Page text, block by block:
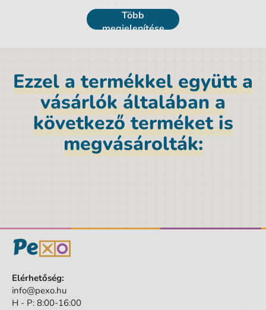
A hegy átmérője: 4,5 mm
Termék részletek
EAN vonalkód
Darabszám
Typ
Több
megjelenítése
Ezzel a termékkel együtt a
vásárlók általában a
következő terméket is
megvásárolták:
Elérhetőség:
info@pexo.hu
H - P: 8:00-16:00